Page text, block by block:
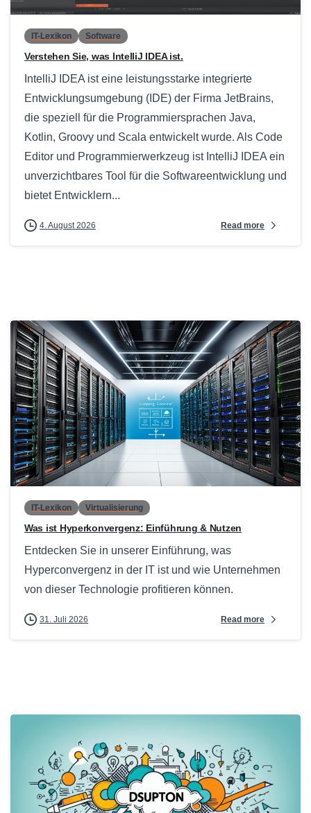
IT-Lexikon Software
Verstehen Sie, was IntelliJ IDEA ist.
IntelliJ IDEA ist eine leistungsstarke integrierte
Entwicklungsumgebung (IDE) der Firma JetBrains,
die speziell für die Programmiersprachen Java,
Kotlin, Groovy und Scala entwickelt wurde. Als Code
Editor und Programmierwerkzeug ist IntelliJ IDEA ein
unverzichtbares Tool für die Softwareentwicklung und
bietet Entwicklern...
4. August 2026 Read more
IT-Lexikon Virtualisierung
Was ist Hyperkonvergenz: Einführung & Nutzen
Entdecken Sie in unserer Einführung, was
Hyperconvergenz in der IT ist und wie Unternehmen
von dieser Technologie profitieren können.
31. Juli 2026 Read more